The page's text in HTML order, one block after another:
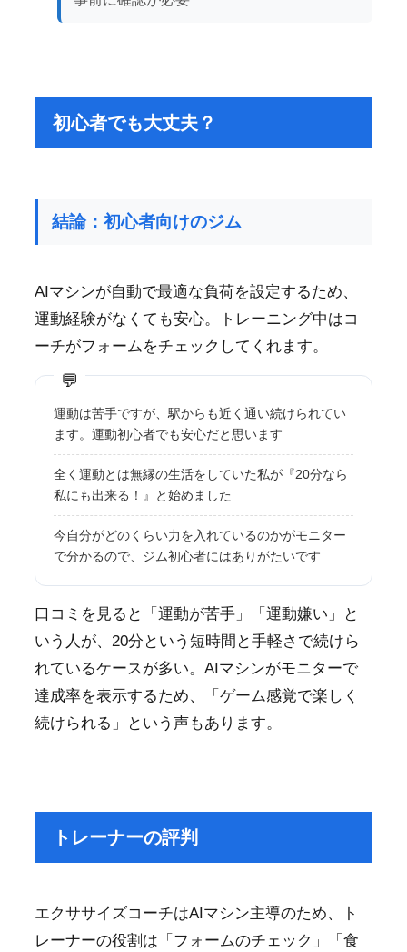
初心者でも大丈夫？
結論：初心者向けのジム
AIマシンが自動で最適な負荷を設定するため、
運動経験がなくても安心。トレーニング中はコ
ーチがフォームをチェックしてくれます。
運動は苦手ですが、駅からも近く通い続けられてい
ます。運動初心者でも安心だと思います
全く運動とは無縁の生活をしていた私が『20分なら
私にも出来る！』と始めました
今自分がどのくらい力を入れているのかがモニター
で分かるので、ジム初心者にはありがたいです
口コミを見ると「運動が苦手」「運動嫌い」と
いう人が、20分という短時間と手軽さで続けら
れているケースが多い。AIマシンがモニターで
達成率を表示するため、「ゲーム感覚で楽しく
続けられる」という声もあります。
トレーナーの評判
エクササイズコーチはAIマシン主導のため、ト
レーナーの役割は「フォームのチェック」「食